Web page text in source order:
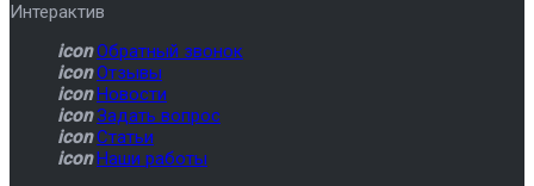
Интерактив
icon Обратный звонок
icon Отзывы
icon Новости
icon Задать вопрос
icon Статьи
icon Наши работы